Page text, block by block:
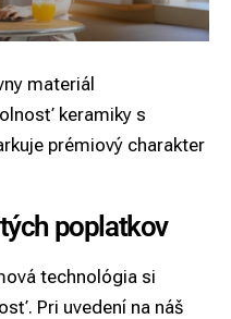
materiál
keramiky s
prémiový charakter
poplatkov
technológia si
Pri uvedení na náš